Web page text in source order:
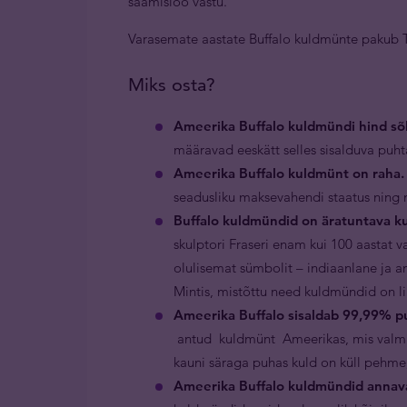
Varasemate aastate Buffalo kuldmünte pakub
Miks osta?
Ameerika Buffalo kuldmündi hind
määravad eeskätt selles sisalduva
Ameerika Buffalo kuldmünt on raha.
seadusliku maksevahendi staatus
Buffalo kuldmündid on äratuntava
skulptori Fraseri enam kui 100 aastat
olulisemat sümbolit – indiaanlane ja
Mintis, mistõttu need kuldmündid on
Ameerika Buffalo sisaldab 99,99%
antud kuldmünt Ameerikas, mis
kauni säraga puhas kuld on küll
Ameerika Buffalo kuldmündid